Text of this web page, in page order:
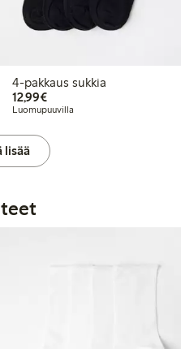
4-pakkaus sukkia
12,99€12,99 €
Luomupuuvilla
lisää